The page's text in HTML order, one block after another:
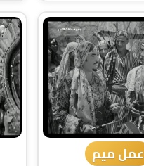
عمل ميم